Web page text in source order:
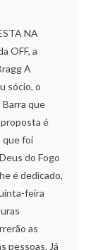
NA
OFF, a
A
sócio, o
que
é
que foi
do Fogo
é dedicado,
feira
as
pessoas. Já